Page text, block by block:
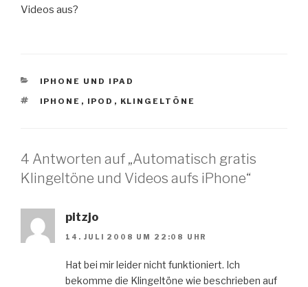
Videos aus?
KATEGORIEN
IPHONE UND IPAD
SCHLAGWÖRTER
IPHONE , IPOD , KLINGELTÖNE
4 Antworten auf „Automatisch gratis
Klingeltöne und Videos aufs iPhone“
pitzjo
14. JULI 2008 UM 22:08 UHR
Hat bei mir leider nicht funktioniert. Ich
bekomme die Klingeltöne wie beschrieben auf